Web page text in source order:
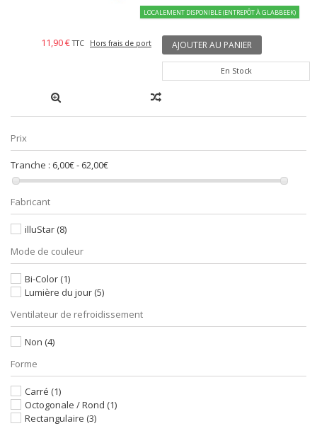
LOCALEMENT DISPONIBLE (ENTREPÔT À GLABBEEK)
11,90 € TTC Hors frais de port AJOUTER AU PANIER
En Stock
Prix
Tranche : 6,00€ - 62,00€
Fabricant
illuStar (8)
Mode de couleur
Bi-Color (1)
Lumière du jour (5)
Ventilateur de refroidissement
Non (4)
Forme
Carré (1)
Octogonale / Rond (1)
Rectangulaire (3)